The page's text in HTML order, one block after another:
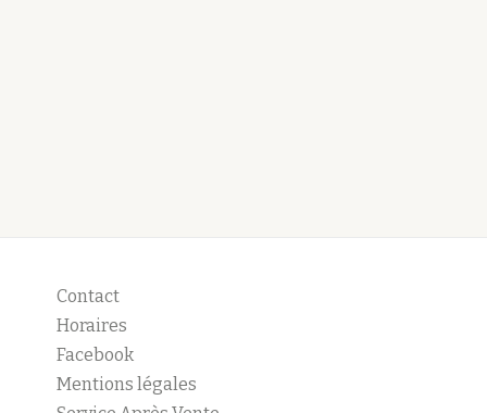
Contact
Horaires
Facebook
Mentions légales